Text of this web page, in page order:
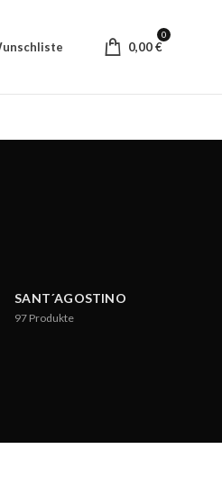
0
0,00€
SANT´AGOSTINO
97 Produkte